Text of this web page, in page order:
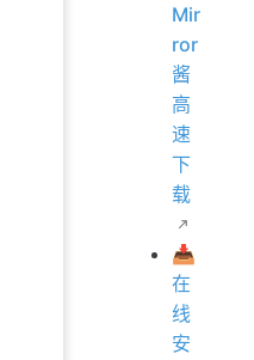
Mir
ror
酱
高
速
下
载
📥
在
线
安